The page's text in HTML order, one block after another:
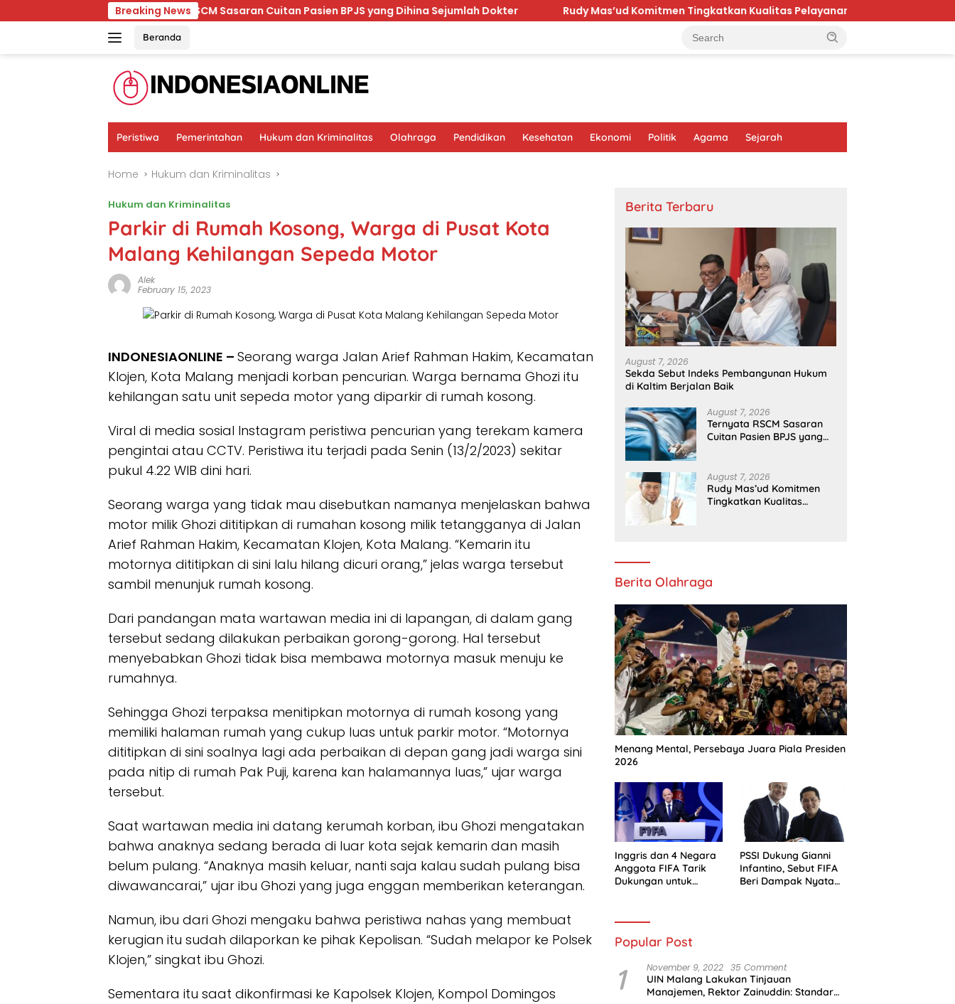
to
Breaking News
Ternyata RSCM Sasaran Cuitan Pasien BPJS yang Dihina Sejumlah Dokter Rudy Mas’ud Komitmen Tingkatkan Kualitas Pelayanan Publik di Kaltim
Beranda
Peristiwa Pemerintahan Hukum dan Kriminalitas Olahraga Pendidikan Kesehatan Ekonomi Politik Agama Sejarah
Home Hukum dan Kriminalitas
Hukum dan Kriminalitas
Parkir di Rumah Kosong, Warga di Pusat Kota
Malang Kehilangan Sepeda Motor
Alek
February 15, 2023
INDONESIAONLINE – Seorang warga Jalan Arief Rahman Hakim, Kecamatan
Klojen, Kota Malang menjadi korban pencurian. Warga bernama Ghozi itu
kehilangan satu unit sepeda motor yang diparkir di rumah kosong.
Viral di media sosial Instagram peristiwa pencurian yang terekam kamera
pengintai atau CCTV. Peristiwa itu terjadi pada Senin (13/2/2023) sekitar
pukul 4.22 WIB dini hari.
Seorang warga yang tidak mau disebutkan namanya menjelaskan bahwa
motor milik Ghozi dititipkan di rumahan kosong milik tetangganya di Jalan
Arief Rahman Hakim, Kecamatan Klojen, Kota Malang. “Kemarin itu
motornya dititipkan di sini lalu hilang dicuri orang,” jelas warga tersebut
sambil menunjuk rumah kosong.
Dari pandangan mata wartawan media ini di lapangan, di dalam gang
tersebut sedang dilakukan perbaikan gorong-gorong. Hal tersebut
menyebabkan Ghozi tidak bisa membawa motornya masuk menuju ke
rumahnya.
Sehingga Ghozi terpaksa menitipkan motornya di rumah kosong yang
memiliki halaman rumah yang cukup luas untuk parkir motor. “Motornya
dititipkan di sini soalnya lagi ada perbaikan di depan gang jadi warga sini
pada nitip di rumah Pak Puji, karena kan halamannya luas,” ujar warga
tersebut.
Saat wartawan media ini datang kerumah korban, ibu Ghozi mengatakan
bahwa anaknya sedang berada di luar kota sejak kemarin dan masih
belum pulang. “Anaknya masih keluar, nanti saja kalau sudah pulang bisa
diwawancarai,” ujar ibu Ghozi yang juga enggan memberikan keterangan.
Namun, ibu dari Ghozi mengaku bahwa peristiwa nahas yang membuat
kerugian itu sudah dilaporkan ke pihak Kepolisan. “Sudah melapor ke Polsek
Klojen,” singkat ibu Ghozi.
Sementara itu saat dikonfirmasi ke Kapolsek Klojen, Kompol Domingos
Berita Terbaru
August 7, 2026
Sekda Sebut Indeks Pembangunan Hukum
di Kaltim Berjalan Baik
August 7, 2026
Ternyata RSCM Sasaran
Cuitan Pasien BPJS yang
August 7, 2026
Rudy Mas’ud Komitmen
Tingkatkan Kualitas
Berita Olahraga
Menang Mental, Persebaya Juara Piala Presiden
2026
Inggris dan 4 Negara
Anggota FIFA Tarik
Dukungan untuk
PSSI Dukung Gianni
Infantino, Sebut FIFA
Beri Dampak Nyata
Popular Post
1 November 9, 2022 35 Comment
UIN Malang Lakukan Tinjauan
Manajemen, Rektor Zainuddin: Standar